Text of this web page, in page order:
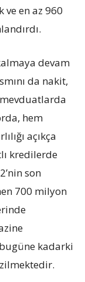
en az 960
devam
da nakit,
hem
açıkça
kredilerde
son
700 milyon
kadarki